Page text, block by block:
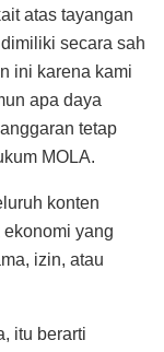
atas tayangan
secara sah
ini karena kami
apa daya
tetap
MOLA.
konten
yang
izin, atau
itu berarti